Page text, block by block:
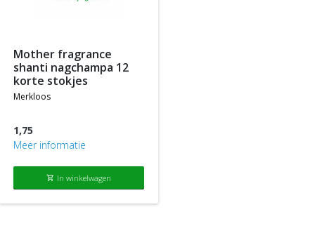
aangeboden, m.a.w. je ontvangt alleen spaarpunten op
mother fragrance
shanti nagchampa 12
korte stokjes
merkloos
1,75
Meer informatie
shopping_cart In winkelwagen